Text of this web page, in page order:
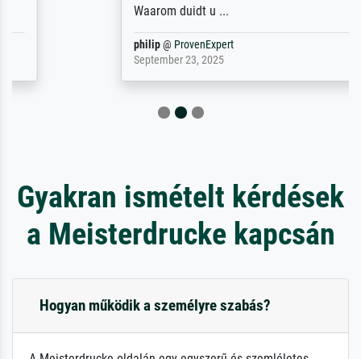
Waarom duidt u ...
ProvenExpert
September 23, 2025
Gyakran ismételt kérdések
a Meisterdrucke kapcsán
Hogyan működik a személyre szabás?